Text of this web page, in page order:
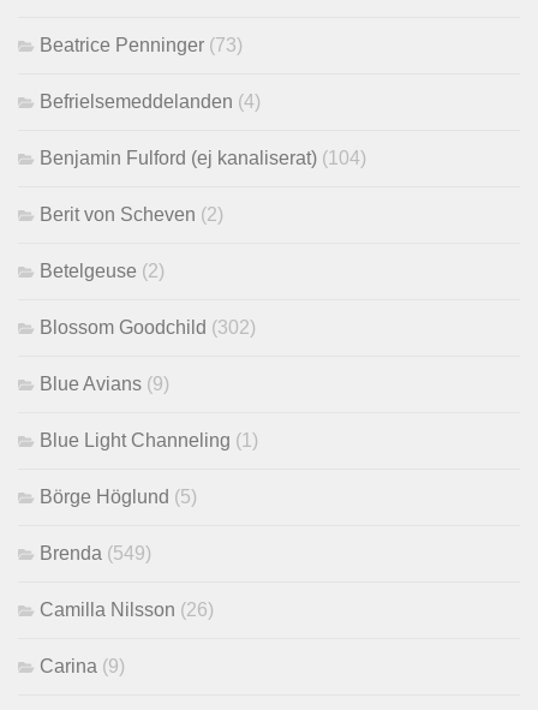
Beatrice Penninger (73)
Befrielsemeddelanden (4)
Benjamin Fulford (ej kanaliserat) (104)
Berit von Scheven (2)
Betelgeuse (2)
Blossom Goodchild (302)
Blue Avians (9)
Blue Light Channeling (1)
Börge Höglund (5)
Brenda (549)
Camilla Nilsson (26)
Carina (9)